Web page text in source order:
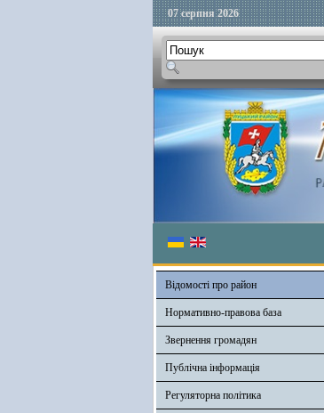
07 серпня 2026
Відомості про район
Нормативно-правова база
Звернення громадян
Публічна інформація
Регуляторна політика